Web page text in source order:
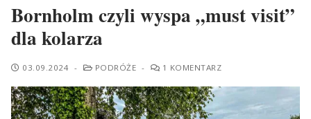
Bornholm czyli wyspa „must visit”
dla kolarza
03.09.2024 - PODRÓŻE - 1 KOMENTARZ